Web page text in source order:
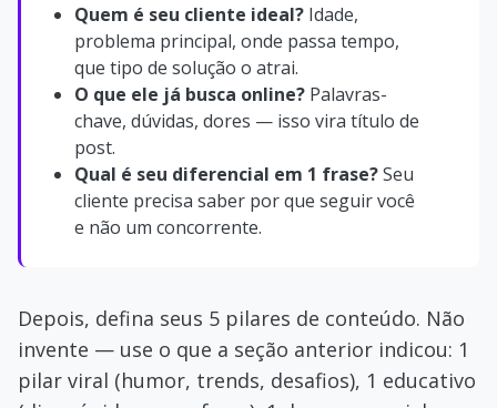
Quem é seu cliente ideal? Idade,
problema principal, onde passa tempo,
que tipo de solução o atrai.
O que ele já busca online? Palavras-
chave, dúvidas, dores — isso vira título de
post.
Qual é seu diferencial em 1 frase?Seu
cliente precisa saber por que seguir você
e não um concorrente.
Depois, defina seus 5 pilares de conteúdo. Não
invente — use o que a seção anterior indicou: 1
pilar viral (humor, trends, desafios), 1 educativo